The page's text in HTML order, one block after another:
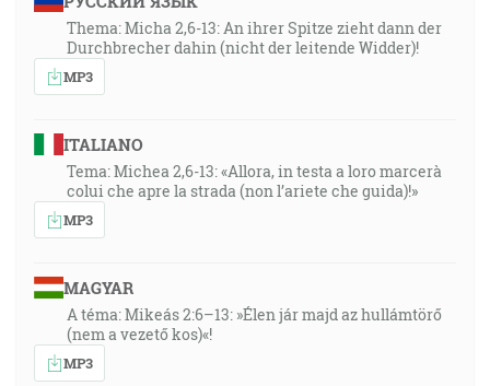
Thema: Micha 2,6-13: An ihrer Spitze zieht dann der
Durchbrecher dahin (nicht der leitende Widder)!
MP3
ITALIANO
Tema: Michea 2,6-13: «Allora, in testa a loro marcerà
colui che apre la strada (non l’ariete che guida)!»
MP3
MAGYAR
A téma: Mikeás 2:6–13: »Élen jár majd az hullámtörő
(nem a vezető kos)«!
MP3